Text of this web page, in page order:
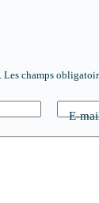
Les champs
E-